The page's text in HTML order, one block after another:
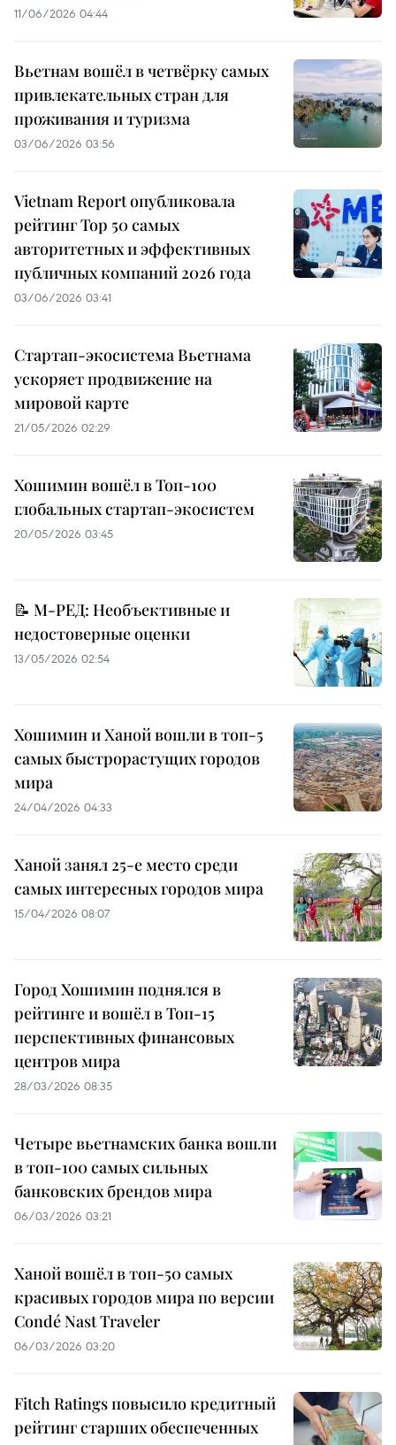
11/06/2026 04:44
Вьетнам вошёл в четвёрку самых
привлекательных стран для
проживания и туризма
03/06/2026 03:56
Vietnam Report опубликовала
рейтинг Top 50 самых
авторитетных и эффективных
публичных компаний 2026 года
03/06/2026 03:41
Стартап-экосистема Вьетнама
ускоряет продвижение на
мировой карте
21/05/2026 02:29
Хошимин вошёл в Топ-100
глобальных стартап-экосистем
20/05/2026 03:45
📝 М-РЕД: Необъективные и
недостоверные оценки
13/05/2026 02:54
Хошимин и Ханой вошли в топ-5
самых быстрорастущих городов
мира
24/04/2026 04:33
Ханой занял 25-е место среди
самых интересных городов мира
15/04/2026 08:07
Город Хошимин поднялся в
рейтинге и вошёл в Топ-15
перспективных финансовых
центров мира
28/03/2026 08:35
Четыре вьетнамских банка вошли
в топ-100 самых сильных
банковских брендов мира
06/03/2026 03:21
Ханой вошёл в топ-50 самых
красивых городов мира по версии
Condé Nast Traveler
06/03/2026 03:20
Fitch Ratings повысило кредитный
рейтинг старших обеспеченных